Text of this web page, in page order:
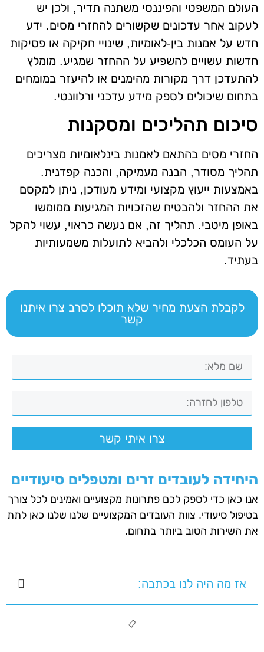
העולם המשפטי והפיננסי משתנה תדיר, ולכן יש
לעקוב אחר עדכונים שקשורים להחזרי מסים. ידע
חדש על אמנות בין-לאומיות, שינויי חקיקה או פסיקות
חדשות עשויים להשפיע על ההחזר שמגיע. מומלץ
להתעדכן דרך מקורות מהימנים או להיעזר במומחים
בתחום שיכולים לספק מידע עדכני ורלוונטי.
סיכום תהליכים ומסקנות
החזרי מסים בהתאם לאמנות בינלאומיות מצריכים
תהליך מסודר, הבנה מעמיקה, והכנה קפדנית.
באמצעות ייעוץ מקצועי ומידע מעודכן, ניתן למקסם
את ההחזר ולהבטיח שהזכויות המגיעות ממומשו
באופן מיטבי. תהליך זה, אם נעשה כראוי, עשוי להקל
על העומס הכלכלי ולהביא לתועלות משמעותיות
בעתיד.
לקבלת הצעת מחיר שלא תוכלו לסרב צרו איתנו
קשר
צרו איתי קשר
היחידה לעובדים זרים ומטפלים סיעודיים
אנו כאן כדי לספק לכם פתרונות מקצועיים ואמינים לכל צורך
בטיפול סיעודי. צוות העובדים המקצועיים שלנו שלנו כאן לתת
את השירות הטוב ביותר בתחום.
אז מה היה לנו בכתבה: